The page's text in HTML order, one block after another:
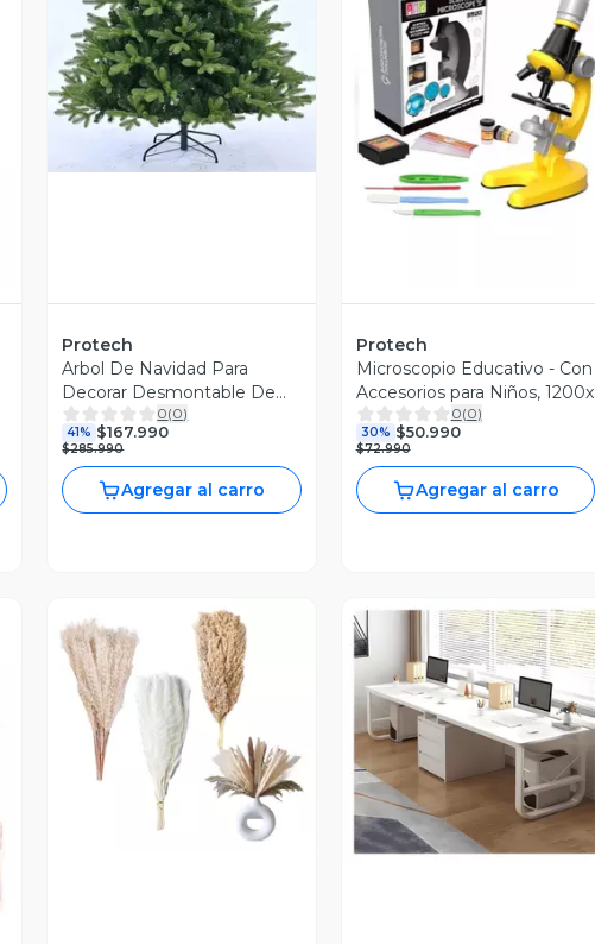
Vista Previa
Protech
Arbol De Navidad Para
Decorar Desmontable De
150cm
0(0)
41% $167.990
$285.990
Agregar al carro
Vista Previa
Protech
Microscopio Educativo - Con
Accesorios para Niños, 1200x
0(0)
30% $50.990
$72.990
Agregar al carro
Vista Previa Vista Previa